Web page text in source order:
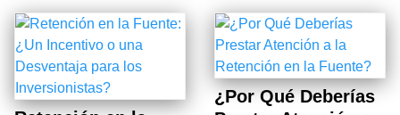
¿Por Qué Deberías